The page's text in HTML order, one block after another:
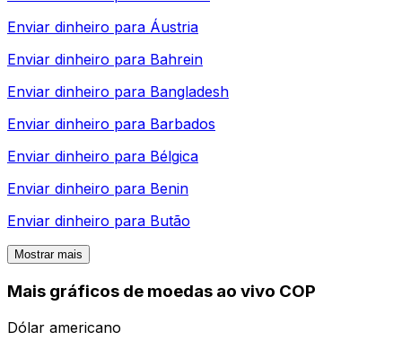
Enviar dinheiro para Áustria
Enviar dinheiro para Bahrein
Enviar dinheiro para Bangladesh
Enviar dinheiro para Barbados
Enviar dinheiro para Bélgica
Enviar dinheiro para Benin
Enviar dinheiro para Butão
Mostrar mais
Mais gráficos de moedas ao vivo COP
Dólar americano